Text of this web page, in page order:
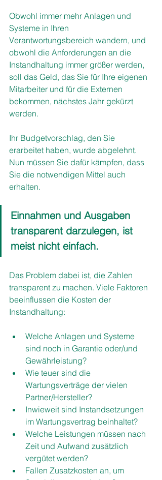
Obwohl immer mehr Anlagen und
Systeme in Ihren
Verantwortungsbereich wandern, und
obwohl die Anforderungen an die
Instandhaltung immer größer werden,
soll das Geld, das Sie für Ihre eigenen
Mitarbeiter und für die Externen
bekommen, nächstes Jahr gekürzt
werden.
Ihr Budgetvorschlag, den Sie
erarbeitet haben, wurde abgelehnt.
Nun müssen Sie dafür kämpfen, dass
Sie die notwendigen Mittel auch
erhalten.
Einnahmen und Ausgaben
transparent darzulegen, ist
meist nicht einfach.
Das Problem dabei ist, die Zahlen
transparent zu machen. Viele Faktoren
beeinflussen die Kosten der
Instandhaltung:
Welche Anlagen und Systeme
sind noch in Garantie oder/und
Gewährleistung?
Wie teuer sind die
Wartungsverträge der vielen
Partner/Hersteller?
Inwieweit sind Instandsetzungen
im Wartungsvertrag beinhaltet?
Welche Leistungen müssen nach
Zeit und Aufwand zusätzlich
vergütet werden?
Fallen Zusatzkosten an, um